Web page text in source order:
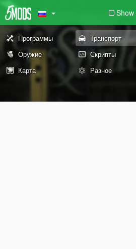
Show
Программы Транспорт
Оружие
Скрипты
Карта
Разное